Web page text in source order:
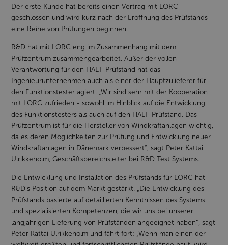
Der erste Kunde hat bereits einen Vertrag mit LORC
geschlossen und wird kurz nach der Eröffnung des Prüfstands
eine Reihe von Prüfungen beginnen.
R&D hat mit LORC eng im Zusammenhang mit dem
Prüfzentrum zusammengearbeitet. Außer der vollen
Verantwortung für den HALT-Prüfstand hat das
Ingenieurunternehmen auch als einer der Hauptzulieferer für
den Funktionstester agiert. „Wir sind sehr mit der Kooperation
mit LORC zufrieden - sowohl im Hinblick auf die Entwicklung
des Funktionstesters als auch auf den HALT-Prüfstand. Das
Prüfzentrum ist für die Hersteller von Windkraftanlagen wichtig,
da es deren Möglichkeiten zur Prüfung und Entwicklung neuer
Windkraftanlagen in Dänemark verbessert“, sagt Peter Kattai
Ulrikkeholm, Geschäftsbereichsleiter bei R&D Test Systems.
Die Entwicklung und Installation des Prüfstands für LORC hat
R&D‘s Position auf dem Markt gestärkt. „Die Entwicklung des
Prüfstands basierte auf detaillierten Kenntnissen des Systems
und spezialisierten Kompetenzen, die wir uns bei unserer
langjährigen Lieferung von Prüfständen angeeignet haben“, sagt
Peter Kattai Ulrikkeholm und fährt fort: „Wenn man einen der